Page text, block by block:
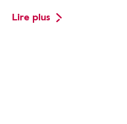
Lire plus